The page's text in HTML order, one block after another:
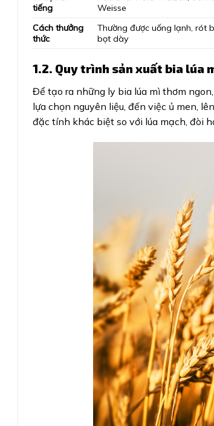
tiếng
Weisse
Cách thưởng
thức
Thường được uống lạnh, rót
bọt dày
1.2. Quy trình sản xuất bia lúa
Để tạo ra những ly bia lúa mì thơm
lựa chọn nguyên liệu, đến việc ủ men,
đặc tính khác biệt so với lúa mạch, đòi